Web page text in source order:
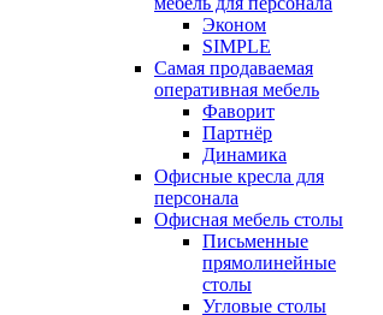
Эконом
SIMPLE
Самая продаваемая
оперативная мебель
Фаворит
Партнёр
Динамика
Офисные кресла для
персонала
Офисная мебель столы
Письменные
прямолинейные
столы
Угловые столы